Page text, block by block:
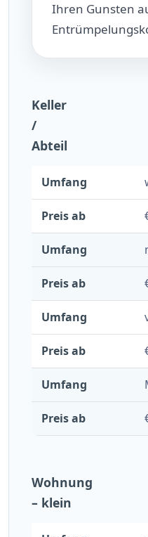
Ihren Gunsten
Keller
/
Abteil
Wohnung
– klein